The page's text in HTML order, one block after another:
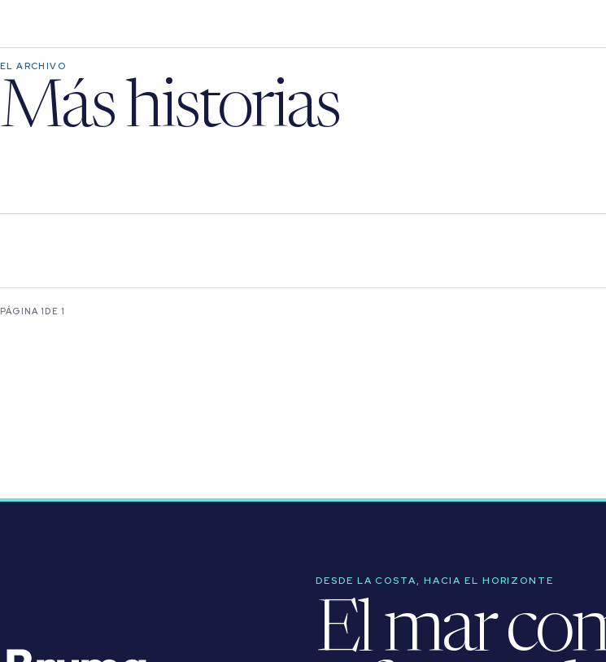
EL ARCHIVO
Más historias
PÁGINA 1 DE 1
DESDE LA COSTA, HACIA EL HORIZONTE
El mar